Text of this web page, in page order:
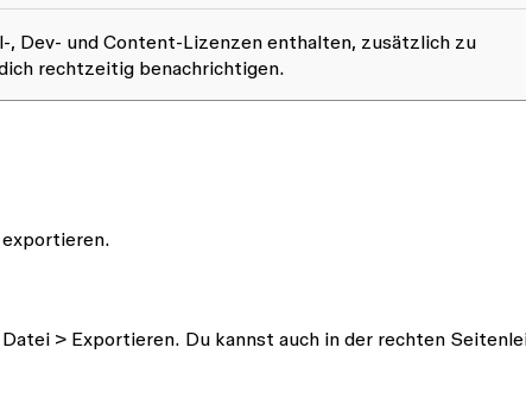
, Dev- und Content-Lizenzen enthalten, zusätzlich zu
rechtzeitig benachrichtigen.
Datei> Exportieren. Du kannst auch in der rechten